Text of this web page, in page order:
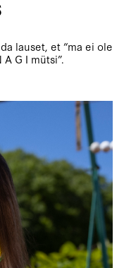
lauset, et “ma ei ole
G I mütsi”.